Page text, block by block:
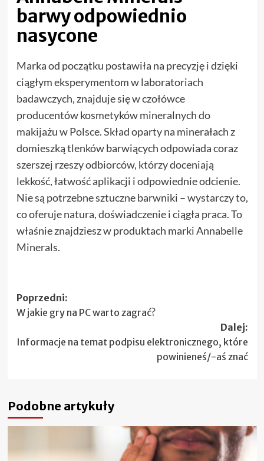
barwy odpowiednio
nasycone
Marka od początku postawiła na precyzję i dzięki
ciągłym eksperymentom w laboratoriach
badawczych, znajduje się w czołówce
producentów kosmetyków mineralnych do
makijażu w Polsce. Skład oparty na minerałach z
domieszką tlenków barwiących odpowiada coraz
szerszej rzeszy odbiorców, którzy doceniają
lekkość, łatwość aplikacji i odpowiednie odcienie.
Nie są potrzebne sztuczne barwniki – wystarczy to,
co oferuje natura, doświadczenie i ciągła praca. To
właśnie znajdziesz w produktach marki Annabelle
Minerals.
Zobacz
wpisy
Poprzedni:
W jakie gry na PC warto zagrać?
Dalej:
Informacje na temat podpisu elektronicznego, które
powinieneś/-aś znać
Podobne artykuły